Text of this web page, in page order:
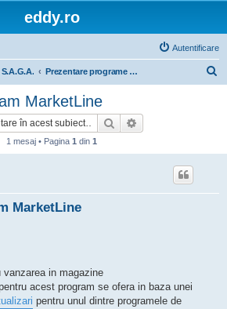
eddy.ro
Autentificare
Prezentare programe Line si declaratii ANAF
MarketLine
Căutare
1 mesaj • Pagina 1 din 1
MarketLine
vanzarea in magazine
acest program se ofera in baza unei
pentru unul dintre programele de